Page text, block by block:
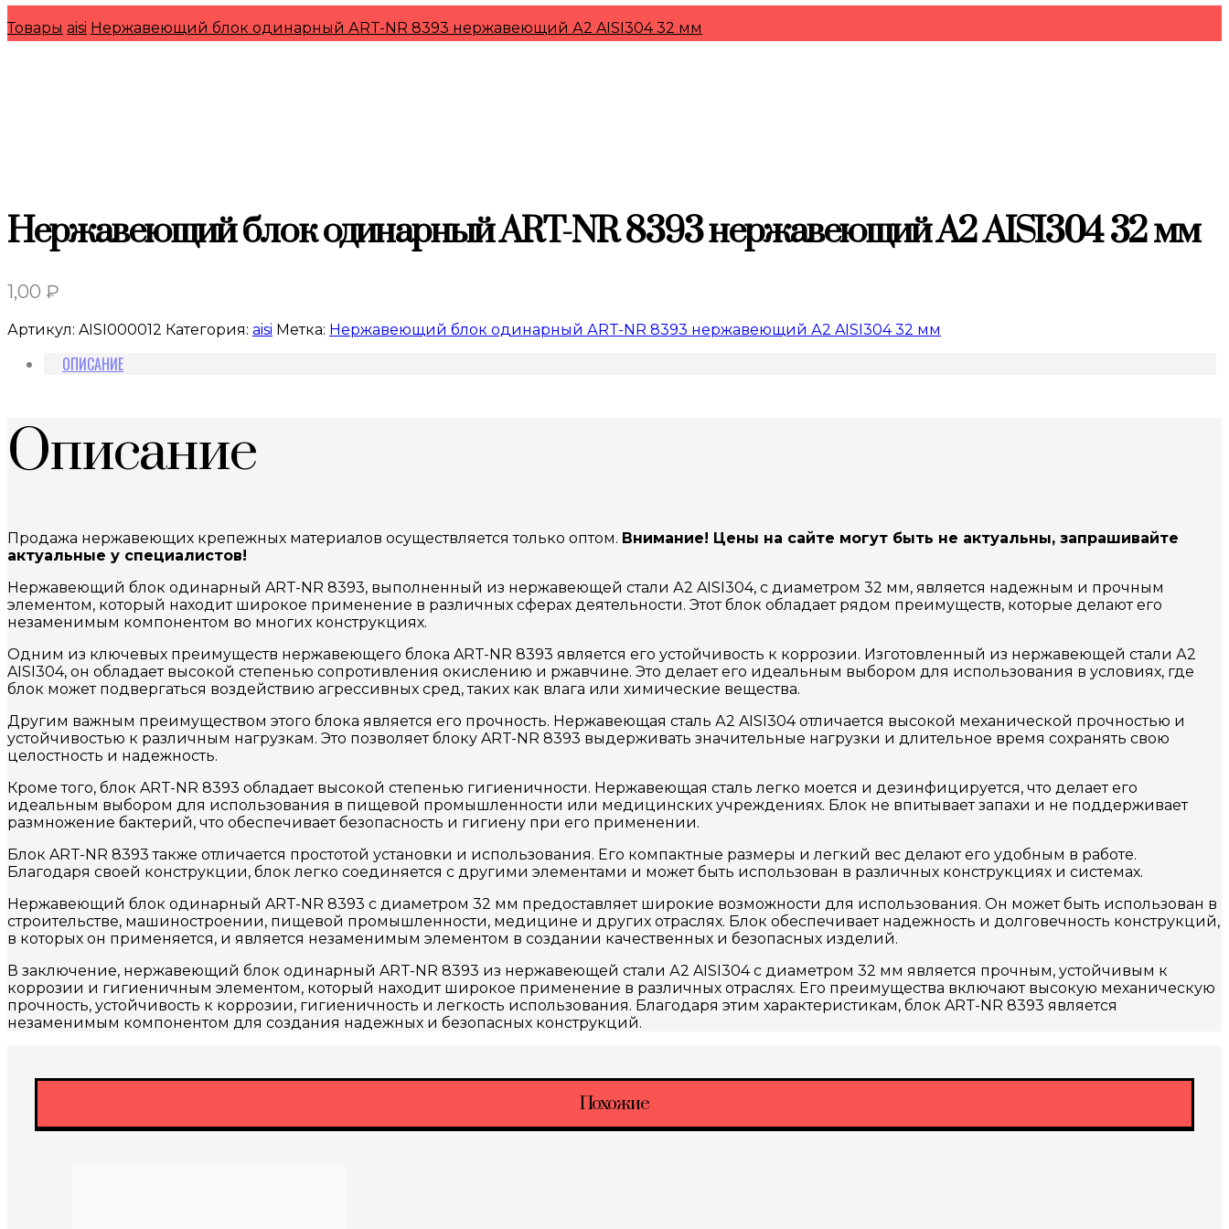
Товары aisi Нержавеющий блок одинарный АRT-NR 8393 нержавеющий А2 AISI304 32 мм
Нержавеющий блок одинарный АRT-NR 8393 нержавеющий А2 AISI304 32 мм
1,00 ₽
Артикул: AISI000012 Категория: aisi Метка: Нержавеющий блок одинарный АRT-NR 8393 нержавеющий А2 AISI304 32 мм
ОПИСАНИЕ
Описание
Продажа нержавеющих крепежных материалов осуществляется только оптом. Внимание! Цены на сайте могут быть не актуальны, запрашивайте
актуальные у специалистов!
Нержавеющий блок одинарный ART-NR 8393, выполненный из нержавеющей стали А2 AISI304, с диаметром 32 мм, является надежным и прочным
элементом, который находит широкое применение в различных сферах деятельности. Этот блок обладает рядом преимуществ, которые делают его
незаменимым компонентом во многих конструкциях.
Одним из ключевых преимуществ нержавеющего блока ART-NR 8393 является его устойчивость к коррозии. Изготовленный из нержавеющей стали А2
AISI304, он обладает высокой степенью сопротивления окислению и ржавчине. Это делает его идеальным выбором для использования в условиях, где
блок может подвергаться воздействию агрессивных сред, таких как влага или химические вещества.
Другим важным преимуществом этого блока является его прочность. Нержавеющая сталь А2 AISI304 отличается высокой механической прочностью и
устойчивостью к различным нагрузкам. Это позволяет блоку ART-NR 8393 выдерживать значительные нагрузки и длительное время сохранять свою
целостность и надежность.
Кроме того, блок ART-NR 8393 обладает высокой степенью гигиеничности. Нержавеющая сталь легко моется и дезинфицируется, что делает его
идеальным выбором для использования в пищевой промышленности или медицинских учреждениях. Блок не впитывает запахи и не поддерживает
размножение бактерий, что обеспечивает безопасность и гигиену при его применении.
Блок ART-NR 8393 также отличается простотой установки и использования. Его компактные размеры и легкий вес делают его удобным в работе.
Благодаря своей конструкции, блок легко соединяется с другими элементами и может быть использован в различных конструкциях и системах.
Нержавеющий блок одинарный ART-NR 8393 с диаметром 32 мм предоставляет широкие возможности для использования. Он может быть использован в
строительстве, машиностроении, пищевой промышленности, медицине и других отраслях. Блок обеспечивает надежность и долговечность конструкций,
в которых он применяется, и является незаменимым элементом в создании качественных и безопасных изделий.
В заключение, нержавеющий блок одинарный ART-NR 8393 из нержавеющей стали А2 AISI304 с диаметром 32 мм является прочным, устойчивым к
коррозии и гигиеничным элементом, который находит широкое применение в различных отраслях. Его преимущества включают высокую механическую
прочность, устойчивость к коррозии, гигиеничность и легкость использования. Благодаря этим характеристикам, блок ART-NR 8393 является
незаменимым компонентом для создания надежных и безопасных конструкций.
Похожие